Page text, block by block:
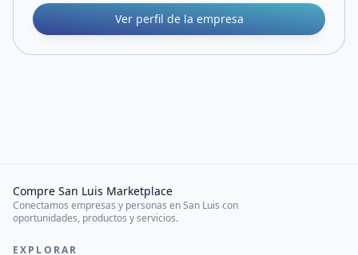
Ver perfil de la empresa
Compre San Luis Marketplace
Conectamos empresas y personas en San Luis con
oportunidades, productos y servicios.
EXPLORAR